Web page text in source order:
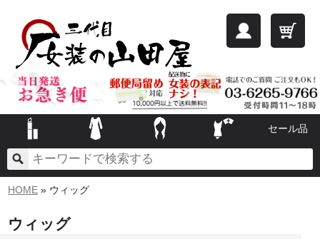
セール品
HOME » ウィッグ
ウィッグ